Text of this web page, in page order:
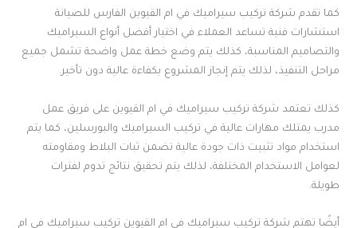
كما تقدم شركة تركيب سيراميك في ام القيوين الفارس للصيانة
استشارات فنية تساعد العملاء في اختيار أفضل أنواع السيراميك
والتصاميم المناسبة، كذلك يتم وضع خطة عمل واضحة تشمل جميع
مراحل التنفيذ، لذلك يتم إنجاز المشروع بكفاءة عالية دون تأخير.
كذلك تعتمد شركة تركيب سيراميك في ام القيوين على فريق عمل
مدرب يمتلك مهارات عالية في تركيب السيراميك والبورسلين، كما يتم
استخدام مواد تثبيت ذات جودة عالية تضمن ثبات البلاط ومقاومته
لعوامل الاستخدام المختلفة، لذلك يتم تحقيق نتائج تدوم لفترات
طويلة.
أيضًا تهتم شركة تركيب سيراميك في ام القيوين تركيب سيراميك في ام